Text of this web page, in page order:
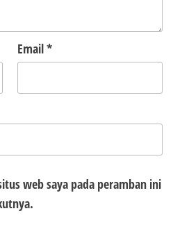
Email*
web saya pada peramban ini